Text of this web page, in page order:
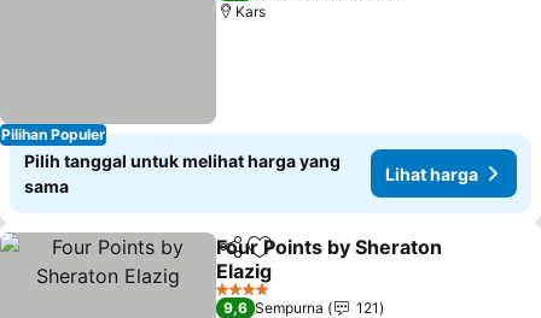
Pilihan Populer
Kars
Pilih tanggal untuk melihat harga yang
sama
Lihat harga
BagikanTambahkan ke favorit
Four Points by Sheraton
Elazig
Lihat harga
4 Bintang
9,6 Sempurna
121